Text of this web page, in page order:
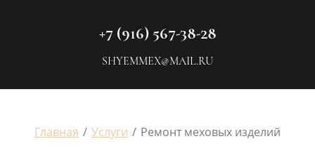
+7 (916) 567-38-28
SHYEMMEX@MAIL.RU
Главная / Услуги / Ремонт меховых изделий